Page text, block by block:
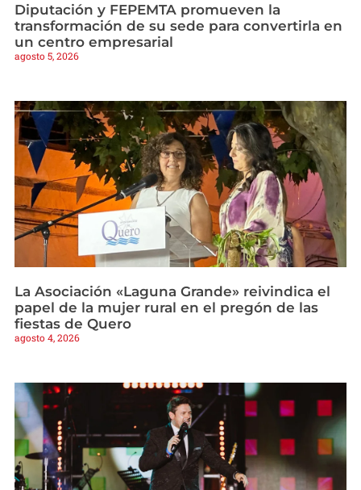
Diputación y FEPEMTA promueven la
transformación de su sede para convertirla en
un centro empresarial
agosto 5, 2026
La Asociación «Laguna Grande» reivindica el
papel de la mujer rural en el pregón de las
fiestas de Quero
agosto 4, 2026